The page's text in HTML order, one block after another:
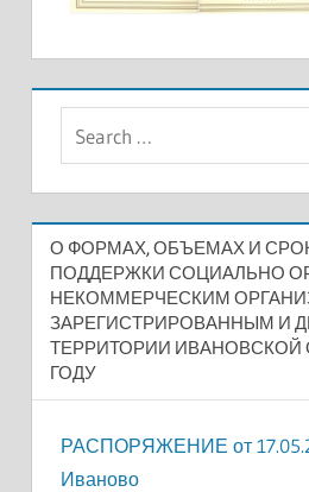
О ФОРМАХ, ОБЪЕМАХ И
ПОДДЕРЖКИ СОЦИАЛЬНО
НЕКОММЕРЧЕСКИМ
ЗАРЕГИСТРИРОВАННЫМ И
ТЕРРИТОРИИ ИВАНОВСКОЙ
ГОДУ
РАСПОРЯЖЕНИЕ от
Иваново